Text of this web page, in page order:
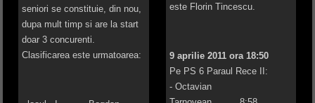
seniori se constituie, din nou,
dupa mult timp si are la start
doar 3 concurenti.
Clasificarea este urmatoarea:
este Florin Tincescu.
9 aprilie 2011 ora 18:50
Pe PS 6 Paraul Rece II:
- Octavian